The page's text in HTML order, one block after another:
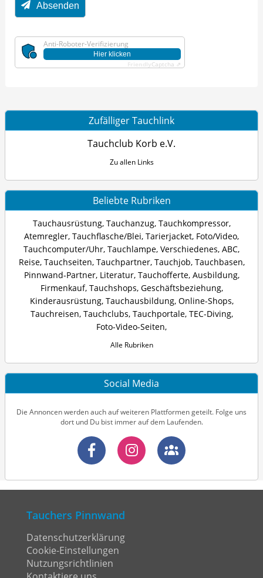
Absenden
Anti-Roboter-Verifizierung
Hier klicken
Captcha ⇗
Zufälliger Tauchlink
Tauchclub Korb e.V.
Zu allen Links
Beliebte Rubriken
Tauchausrüstung, Tauchanzug, Tauchkompressor,
Atemregler, Tauchflasche/Blei, Tarierjacket, Foto/Video,
Tauchcomputer/Uhr, Tauchlampe, Verschiedenes, ABC,
Reise, Tauchseiten, Tauchpartner, Tauchjob, Tauchbasen,
Pinnwand-Partner, Literatur, Tauchofferte, Ausbildung,
Firmenkauf, Tauchshops, Geschäftsbeziehung,
Kinderausrüstung, Tauchausbildung, Online-Shops,
Tauchreisen, Tauchclubs, Tauchportale, TEC-Diving,
Foto-Video-Seiten,
Alle Rubriken
Social Media
Die Annoncen werden auch auf weiteren Plattformen geteilt. Folge uns
dort und Du bist immer auf dem Laufenden.
Tauchers Pinnwand
Datenschutzerklärung
Cookie-Einstellungen
Nutzungsrichtlinien